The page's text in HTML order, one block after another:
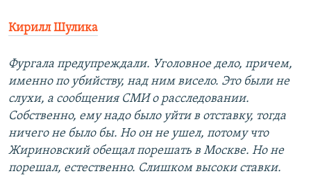
Кирилл Шулика
Фургала предупреждали. Уголовное дело, причем,
именно по убийству, над ним висело. Это были не
слухи, а сообщения СМИ о расследовании.
Собственно, ему надо было уйти в отставку, тогда
ничего не было бы. Но он не ушел, потому что
Жириновский обещал порешать в Москве. Но не
порешал, естественно. Слишком высоки ставки.